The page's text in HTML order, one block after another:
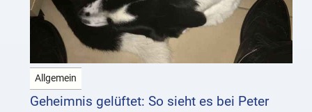
Allgemein
Geheimnis gelüftet: So sieht es bei Peter